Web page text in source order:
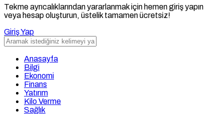
Tekme ayrıcalıklarından yararlanmak için hemen giriş yapın
veya hesap oluşturun, üstelik tamamen ücretsiz!
Giriş Yap
Anasayfa
Bilgi
Ekonomi
Finans
Yatırım
Kilo Verme
Sağlık